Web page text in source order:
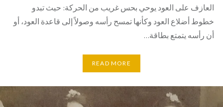
العازف على العود يوحي بحس غريب من الحركة: حيث تبدو
خطوط أضلاع العود وكأنها تمسح رأسه وصولاً إلى قاعدة العود، أو
أن رأسه يتمتع بطاقة…
READ MORE